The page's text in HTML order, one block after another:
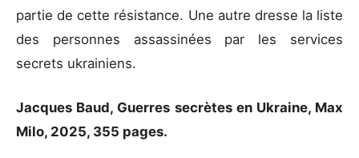
partie de cette résistance. Une autre dresse la liste
des personnes assassinées par les services
secrets ukrainiens.
Jacques Baud, Guerres secrètes en Ukraine, Max
Milo, 2025, 355 pages.